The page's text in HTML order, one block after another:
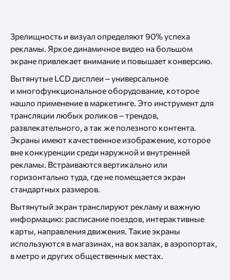
Зрелищность и визуал определяют90% успеха
рекламы. Яркое динамичное видео на большом
экране привлекает внимание и повышает конверсию.
Вытянутые LCD дисплеи – универсальное
и многофункциональноеоборудование, которое
нашло применение в маркетинге. Это инструмент для
трансляции любых роликов – трендов,
развлекательного, а так же полезного контента.
Экраны имеют качественное изображение, которое
вне конкуренции среди наружной и внутренней
рекламы. Встраиваются вертикально или
горизонтально туда, где не помещаетсяэкран
стандартных размеров.
Вытянутый экран транслируют рекламу и важную
информацию: расписание поездов, интерактивные
карты, направления движения. Такие экраны
используются в магазинах, на вокзалах, в аэропортах,
в метро и других общественных местах.